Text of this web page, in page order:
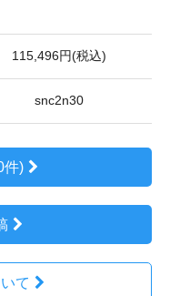
115,496円(税込)
snc2n30
件)
て